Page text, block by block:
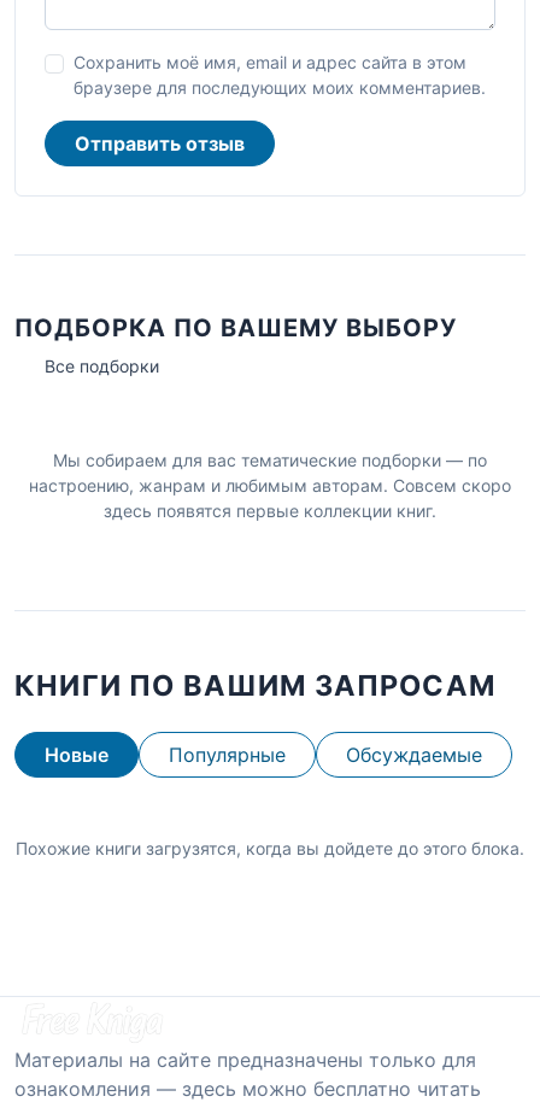
Сохранить моё имя, email и адрес сайта в этом
браузере для последующих моих комментариев.
Отправить отзыв
ПОДБОРКА ПО ВАШЕМУ ВЫБОРУ
Все подборки
Мы собираем для вас тематические подборки — по
настроению, жанрам и любимым авторам. Совсем скоро
здесь появятся первые коллекции книг.
КНИГИ ПО ВАШИМ ЗАПРОСАМ
Новые Популярные Обсуждаемые
Похожие книги загрузятся, когда вы дойдете до этого блока.
Материалы на сайте предназначены только для
ознакомления — здесь можно бесплатно читать